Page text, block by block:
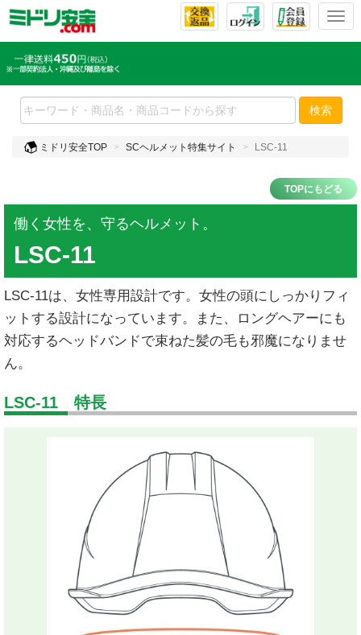
T
l
e
n
g
a
検索
ミドリ安全TOP SCヘルメット特集サイト LSC-11
TOPにもどる
働く女性を、守るヘルメット。
LSC-11
LSC-11は、女性専用設計です。女性の頭にしっかりフィ
ットする設計になっています。また、ロングヘアーにも
対応するヘッドバンドで束ねた髪の毛も邪魔になりませ
ん。
LSC-11 特長